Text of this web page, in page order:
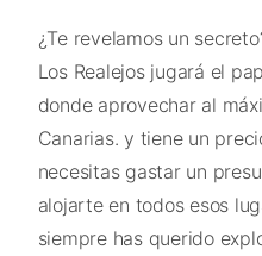
¿Te revelamos un
Los Realejos jugará el
donde aprovechar al
Canarias. y tiene un
necesitas gastar un
alojarte en todos esos
siempre has querido